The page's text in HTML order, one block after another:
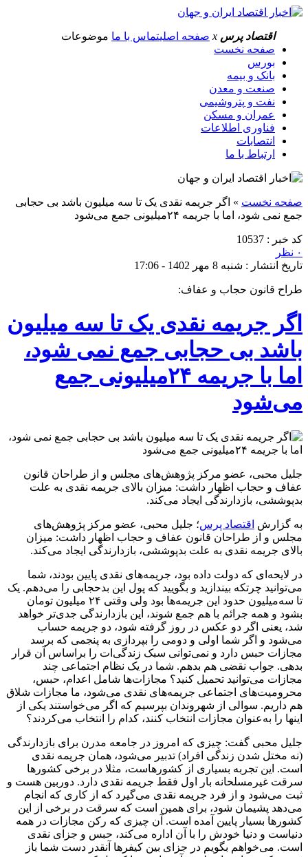
اقتصاد پرس x صفحه اصلیتماس با ما موضوعات
صفحه نخست
بورس
بانک و بیمه
صنعت و معدن
نفت و پتروشیمی
عمران و مسکن
فناوری اطلاعات
انتصابات
ارتباط با ما
صفحه نخست » اگر جریمه نقدی یک تا سه میلیون باشد بی حجابی
جمع نمی شود، اما با جریمه ۲۴میلیونی جمع می‌شود
کد خبر : 10537
۰ نظر
تاریخ انتشار : شنبه 8 مهر 1402 - 17:06
طراح قانون حجاب و عفاف:
اگر جریمه نقدی یک تا سه میلیون
باشد بی حجابی جمع نمی شود،
اما با جریمه ۲۴میلیونی جمع
می‌شود
جلیل محبی، عضو مرکز پژوهش‌های مجلس و از طراحان قانون
عفاف و حجاب اظهار داشت: میزان بالای جریمه نقدی به علت
بدپوششی، بازدارندگی ایجاد می‌کند.
به گزارش اقتصاد پرس؛ جلیل محبی، عضو مرکز پژوهش‌های
مجلس و از طراحان قانون عفاف و حجاب اظهار داشت: میزان
بالای جریمه نقدی به علت بدپوششی، بازدارندگی ایجاد می‌کند.
در لایحه‌ای که دولت داده بود، جریمه‌های نقدی پایین بودند، شما
می‌توانید چرتکه بیندازید و بگویید که پول این بدحجابی را می‌دهم. یک
تا سه‌میلیون حدود این جریمه‌ها بود ولی وقتی ۲۴ میلیون تومان
بشود و همه جرائم با هم جمع شوند، این بازدارندگی جدی‌تر خواهد
شد، یعنی اگر دو عکس در روز گرفته شود، دو جریمه حساب
می‌شود و اگر شما اولی و دومی را بپردازی به پنجمی که برسد
مجازات حبس دارد و نمی‌توانی سبک زندگی‌ات را براساس آن قرار
بدهی. جواب نقضی هم بدهم. شما در یک نظام اجتماعی چند
مجازات می‌توانید تحمیل کنید؟ مجازات‌ها شامل اعدام، حبس،
محرومیت‌های اجتماعی جریمه‌های نقدی می‌شود، ما مجازات شلاق
هم داریم. سوالی از شهروندان بپرسیم که اگر می‌خواستند یکی از
اینها را به‌عنوان مجازات انتخاب کنند، کدام را انتخاب می‌کردند؟
جلیل محبی گفت: چیزی که امروز در جامعه مدرن برای بازدارندگی
(نه مختل شدن زندگی افراد) تدبیر می‌شود، همان جریمه نقدی
است. این تجربه بسیاری از کشورهاست، مثلا در برخی کشورها
سرقت غیرمسلحانه بار اول فقط جریمه نقدی دارد. دوربین هست و
ثبت می‌شود و از فرد جریمه نقدی می‌گیرد که از کاری که انجام
می‌دهد پشیمان شود، برای همین است که سرقت در برخی از این
کشورها بسیار پایین آمده است. آن چیزی که رکن مجازات در همه
دنیاست و دنیا خودش را با آن اداره می‌کند، حبس و جزای نقدی
است. می‌خواهم بگویم در جزای بین کیفرها آنقدر دست شما باز